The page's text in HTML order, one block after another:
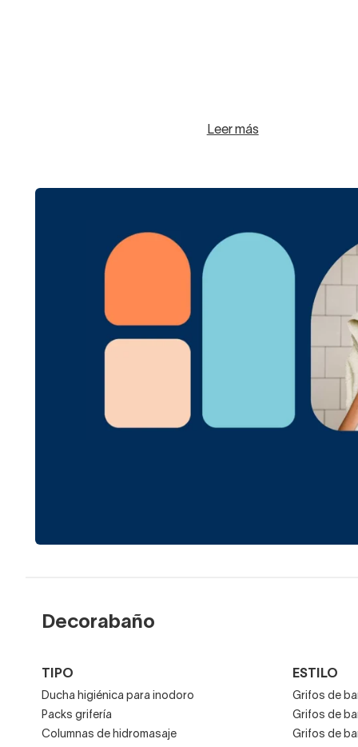
Leer más
Decorabaño
TIPO
Ducha higiénica para inodoro
Packs grifería
Columnas de hidromasaje
ESTILO
Grifos de
Grifos de
Grifos de